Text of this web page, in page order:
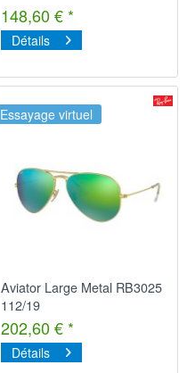
148,60 € *
Détails
Essayage virtuel
Aviator Large Metal RB3025
112/19
202,60 € *
Détails